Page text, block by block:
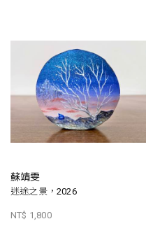
蘇靖雯
迷途之景，2026
NT$ 1,800